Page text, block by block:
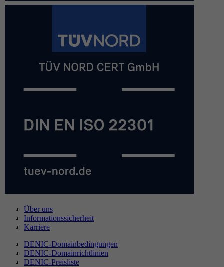
Über uns
Informationssicherheit
Karriere
DENIC-Domainbedingungen
DENIC-Domainrichtlinien
DENIC-Preisliste